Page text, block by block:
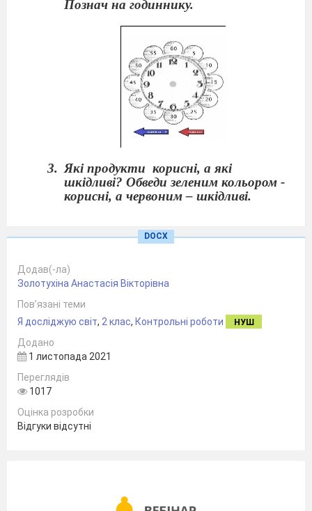
Познач на годиннику.
Які продукти корисні, а які
шкідливі? Обведи зеленим кольором -
корисні, а червоним – шкідливі.
З’єднай частини прислів’я
DOCX
Додав(-ла)
Золотухіна Анастасія Вікторівна
Пов’язані теми
Я досліджую світ, 2 клас, Контрольні роботи НУШ
Додано
1 листопада 2021
Переглядів
1017
Оцінка розробки
Відгуки відсутні